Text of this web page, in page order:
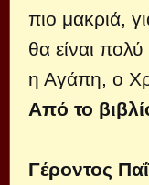
πιο μακριά,
θα είναι
η Αγάπη, ο
Από το
Γέροντος